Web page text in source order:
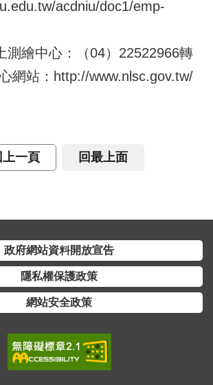
acdniu/doc1/emp-
測繪中心：（04）22522966轉
網站：http://www.nlsc.gov.tw/
上一頁 回最上面
政府網站資料開放宣告
隱私權保護政策
網站安全政策